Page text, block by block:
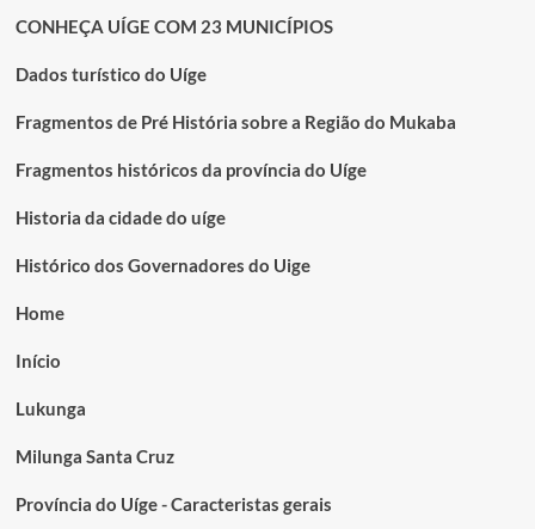
CONHEÇA UÍGE COM 23 MUNICÍPIOS
Dados turístico do Uíge
Fragmentos de Pré História sobre a Região do Mukaba
Fragmentos históricos da província do Uíge
Historia da cidade do uíge
Histórico dos Governadores do Uige
Home
Início
Lukunga
Milunga Santa Cruz
Província do Uíge - Caracteristas gerais